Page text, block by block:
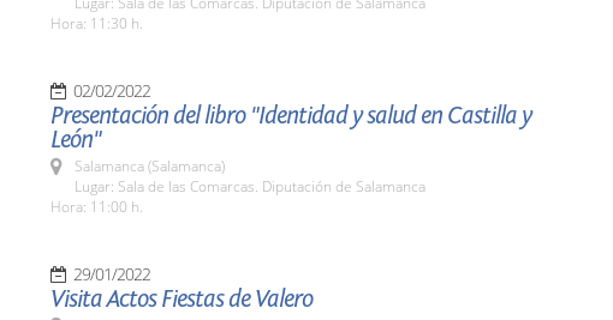
Hora: 11:30 h.
02/02/2022
Presentación del libro "Identidad y salud en Castilla y
León"
Salamanca (Salamanca)
Lugar: Sala de las Comarcas. Diputación de Salamanca
Hora: 11:00 h.
29/01/2022
Visita Actos Fiestas de Valero